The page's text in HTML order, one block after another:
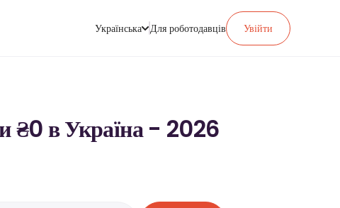
Українська Для роботодавців Увійти
₴0 в Україна - 2026